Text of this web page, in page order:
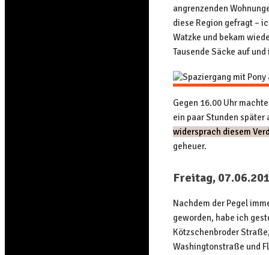
angrenzenden
diese Region gefragt –
Watzke und bekam
Tausende Säcke auf
Gegen 16.00 Uhr
ein paar Stunden
widersprach diesem
geheuer.
Freitag,
Nachdem der Pegel
geworden, habe ich
Kötzschenbroder
Washingtonstraße und